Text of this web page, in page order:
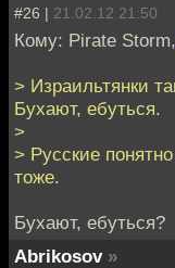
#26 | 21.02.12 21:50
Кому: Pirate Storm,
> Израильтянки
Бухают, ебуться.
>
> Русские
тоже.
Бухают, ебуться?
Abrikosov »